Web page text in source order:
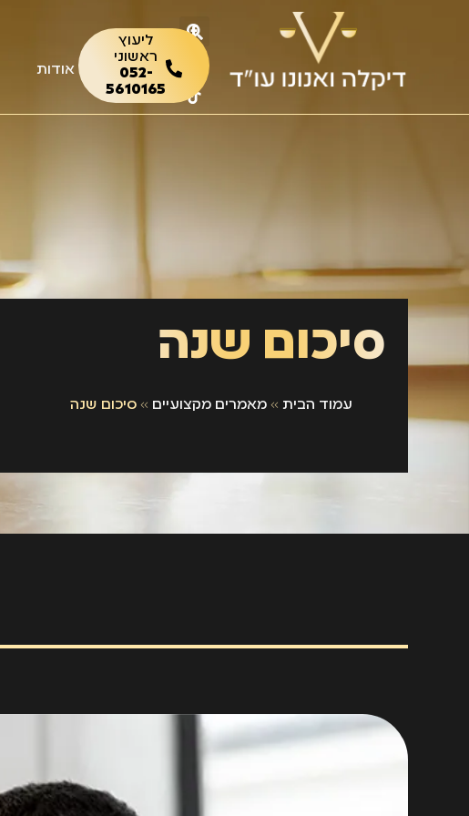
ליעוץ
ראשוני
052-
5610165
אודות
סיכום שנה
עמוד הבית» מאמרים מקצועיים » סיכום שנה